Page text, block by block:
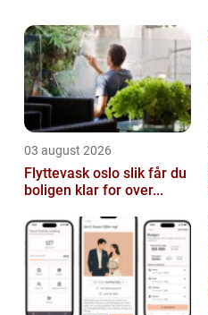
og lokal verdiskaping...
03 august 2026
Flyttevask oslo slik får du
boligen klar for over...